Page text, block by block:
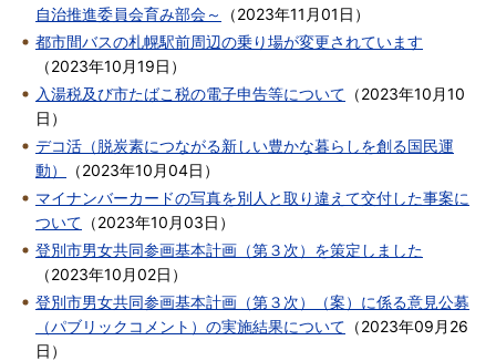
自治推進委員会育み部会～
（2023年11月01日 ）
都市間バスの札幌駅前周辺の乗り場が変更されています
（2023年10月19日 ）
入湯税及び市たばこ税の電子申告等について （2023年10月10
日 ）
デコ活（脱炭素につながる新しい豊かな暮らしを創る国民運
動）
（2023年10月04日 ）
マイナンバーカードの写真を別人と取り違えて交付した事案に
ついて （2023年10月03日 ）
登別市男女共同参画基本計画（第３次）を策定しました
（2023年10月02日 ）
登別市男女共同参画基本計画（第３次）（案）に係る意見公募
（パブリックコメント）の実施結果について （2023年09月26
日 ）